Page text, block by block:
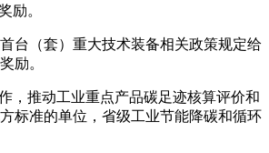
励。
台（套）重大技术装备相关政策规定给
励。
推动工业重点产品碳足迹核算评价和
标准的单位，省级工业节能降碳和循环